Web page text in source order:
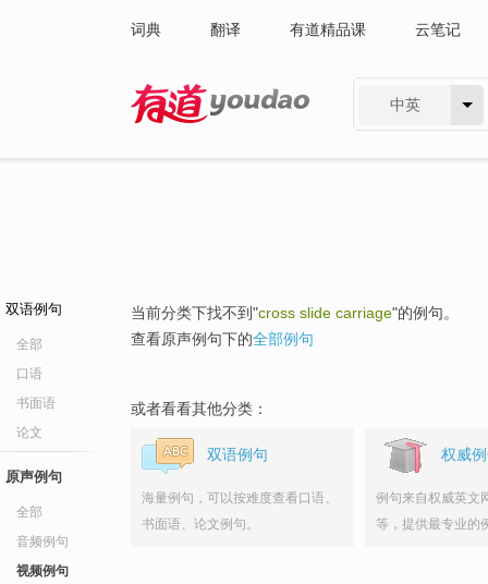
词典 翻译 有道精品课 云笔记
中英
双语例句
全部
口语
书面语
论文
原声例句
全部
音频例句
视频例句
当前分类下找不到"cross slide carriage"的例句。
查看原声例句下的全部例句
或者看看其他分类：
双语例句
海量例句，可以按难度查看口语、
书面语、论文例句。
权威
例句来自权威英文
等，提供最专业的